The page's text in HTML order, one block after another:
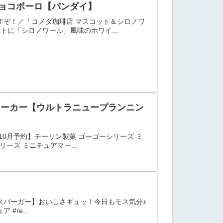
ボーロ【バンダイ】
！／「コメダ珈琲店 マスコット＆シロノワ
に「シロノワール」風味のホワイ...
カー【ウルトラニュープランニン
予約】チーリン製菓 ゴーゴーシリーズ ミ
ズ ミニチュアマー...
ーガー】おいしさギュッ！今日もモス気分♪
#re...